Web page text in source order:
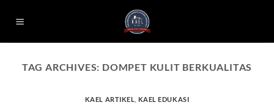
TAG ARCHIVES: DOMPET KULIT BERKUALITAS
KAEL ARTIKEL KAEL EDUKASI